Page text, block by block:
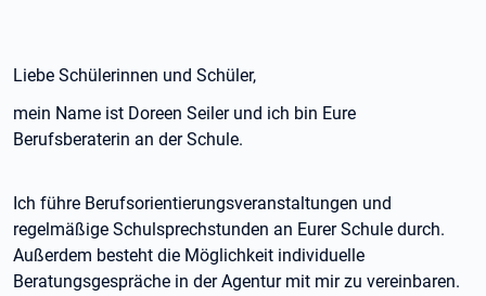
Liebe Schülerinnen und Schüler,
mein Name ist Doreen Seiler und ich bin Eure
Berufsberaterin an der Schule.
Ich führe Berufsorientierungsveranstaltungen und
regelmäßige Schulsprechstunden an Eurer Schule durch.
Außerdem besteht die Möglichkeit individuelle
Beratungsgespräche in der Agentur mit mir zu vereinbaren.